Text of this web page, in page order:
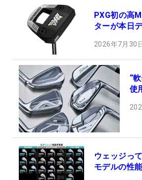
PXG初の高
ターが本日
2026年7月30
“
使
ウェッジっ
モデルの性